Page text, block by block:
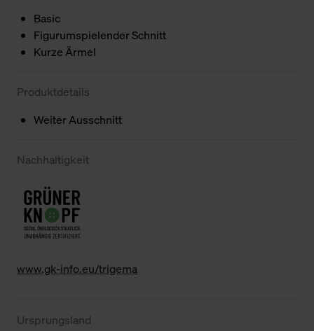
Basic
Figurumspielender Schnitt
Kurze Ärmel
Produktdetails
Weiter Ausschnitt
Nachhaltigkeit
www.gk-info.eu/trigema
Ursprungsland